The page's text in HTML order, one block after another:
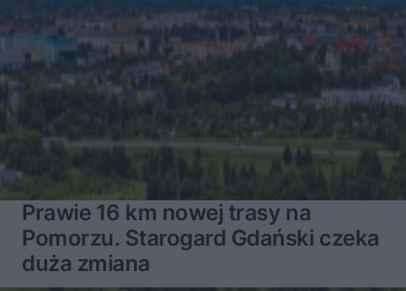
Prawie 16 km nowej trasy na
Pomorzu. Starogard Gdański czeka
duża zmiana